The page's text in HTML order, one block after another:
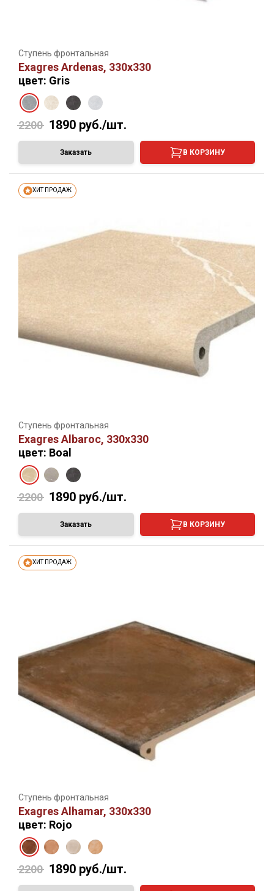
Ступень фронтальная
Exagres Ardenas, 330х330
цвет: Gris
2200 1890 руб./шт.
Заказать В КОРЗИНУ
ХИТ ПРОДАЖ
Ступень фронтальная
Exagres Albaroc, 330х330
цвет: Boal
2200 1890 руб./шт.
Заказать В КОРЗИНУ
ХИТ ПРОДАЖ
Ступень фронтальная
Exagres Alhamar, 330х330
цвет: Rojo
2200 1890 руб./шт.